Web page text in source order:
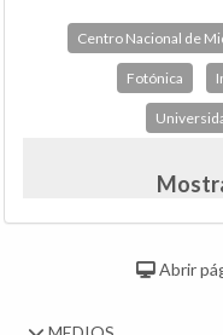
Centro Nacional de
Fotónica
Abrir